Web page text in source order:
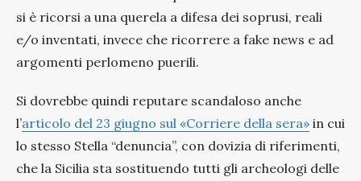
si è ricorsi a una querela a difesa dei soprusi, reali
e/o inventati, invece che ricorrere a fake news e ad
argomenti perlomeno puerili.
Si dovrebbe quindi reputare scandaloso anche
l’articolo del 23 giugno sul «Corriere della sera» in cui
lo stesso Stella “denuncia”, con dovizia di riferimenti,
che la Sicilia sta sostituendo tutti gli archeologi delle